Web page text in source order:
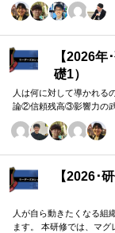
【2026
礎1）
人は何に対して導かれる
論②信頼残高③影響力の
【2026･
人が自ら動きたくなる組
ます。 本研修では、マ